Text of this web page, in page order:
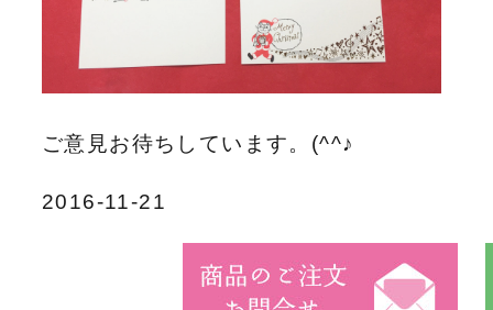
ご意見お待ちしています。(^^♪
2016-11-21